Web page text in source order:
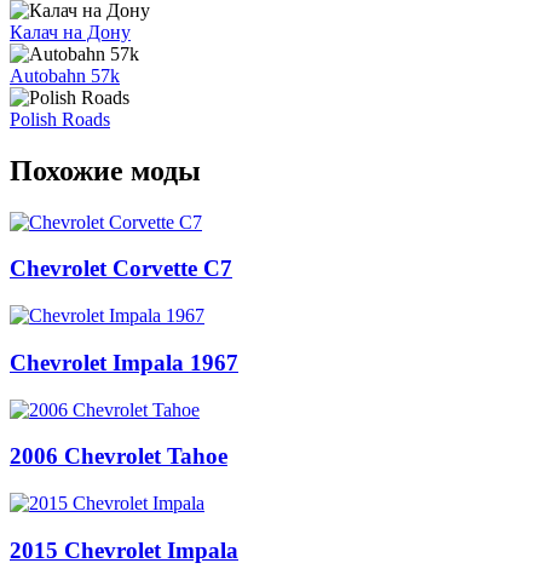
Калач на Дону
Autobahn 57k
Polish Roads
Похожие моды
Chevrolet Corvette C7
Chevrolet Impala 1967
2006 Chevrolet Tahoe
2015 Chevrolet Impala